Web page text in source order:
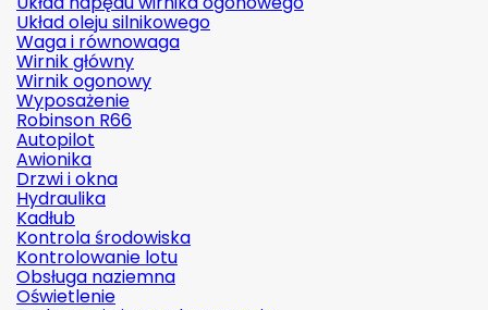
Układ oleju silnikowego
Waga i równowaga
Wirnik główny
Wirnik ogonowy
Wyposażenie
Robinson R66
Autopilot
Awionika
Drzwi i okna
Hydraulika
Kadłub
Kontrola środowiska
Kontrolowanie lotu
Obsługa naziemna
Oświetlenie